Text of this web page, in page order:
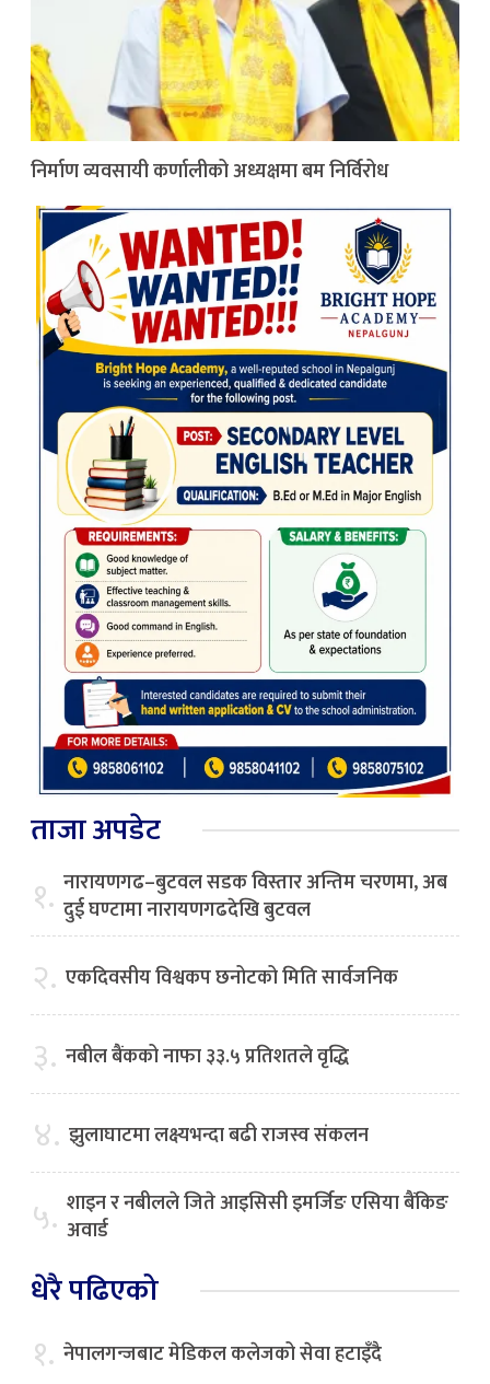
निर्माण व्यवसायी कर्णालीको अध्यक्षमा बम निर्विरोध
ताजा अपडेट
१. नारायणगढ–बुटवल सडक विस्तार अन्तिम चरणमा, अब
दुई घण्टामा नारायणगढदेखि बुटवल
२. एकदिवसीय विश्वकप छनोटको मिति सार्वजनिक
३. नबील बैंकको नाफा ३३.५ प्रतिशतले वृद्धि
४. झुलाघाटमा लक्ष्यभन्दा बढी राजस्व संकलन
५. शाइन र नबीलले जिते आइसिसी इमर्जिङ एसिया बैंकिङ
अवार्ड
धेरै पढिएको
१. नेपालगन्जबाट मेडिकल कलेजको सेवा हटाइँदै